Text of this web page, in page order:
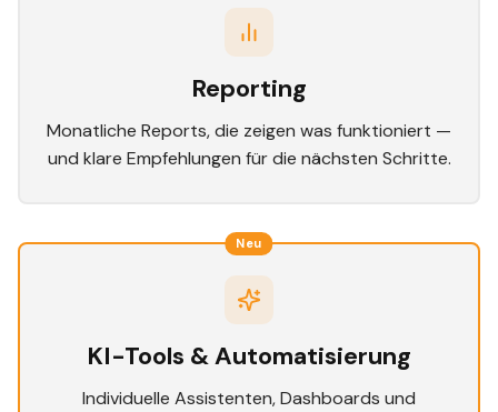
Reporting
Monatliche Reports, die zeigen was funktioniert —
und klare Empfehlungen für die nächsten Schritte.
Neu
KI-Tools & Automatisierung
Individuelle Assistenten, Dashboards und